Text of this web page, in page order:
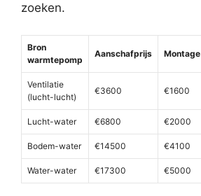
zoeken.
Bron
warmtepomp
Aanschafprijs Montage
Ventilatie
(lucht-lucht)
€3600 €1600
Lucht-water €6800 €2000
Bodem-water €14500 €4100
Water-water €17300 €5000